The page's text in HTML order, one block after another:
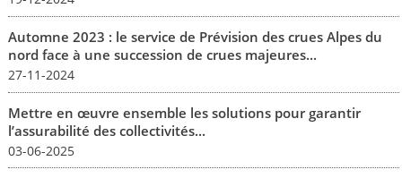
Automne 2023 : le service de Prévision des crues Alpes du
nord face à une succession de crues majeures...
27-11-2024
Mettre en œuvre ensemble les solutions pour garantir
l’assurabilité des collectivités...
03-06-2025